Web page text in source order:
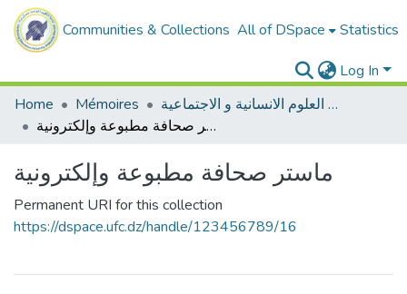
Communities & Collections All of DSpace Statistics
Log In
Home
Mémoires
ميدان العلوم الانسانية و الاجتماعية
ماستر صحافة مطبوعة وإلكترونية
ماستر صحافة مطبوعة وإلكترونية
Permanent URI for this collection
https://dspace.ufc.dz/handle/123456789/16